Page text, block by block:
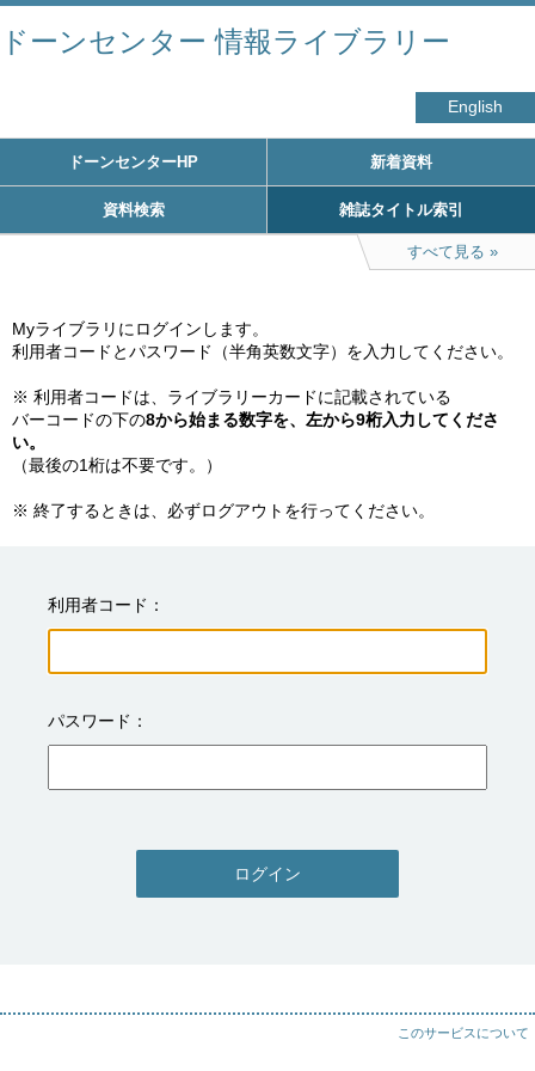
ドーンセンター 情報ライブラリー
English
ドーンセンターHP 新着資料
資料検索 雑誌タイトル索引
すべて見る
Myライブラリにログインします。
利用者コードとパスワード（半角英数文字）を入力してください。
※ 利用者コードは、ライブラリーカードに記載されている
バーコードの下の8から始まる数字を、左から9桁入力してくださ
い。
（最後の1桁は不要です。）
※ 終了するときは、必ずログアウトを行ってください。
利用者コード
パスワード
ログイン
このサービスについて